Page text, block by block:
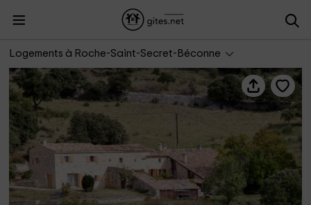
Logements à Roche-Saint-Secret-Béconne